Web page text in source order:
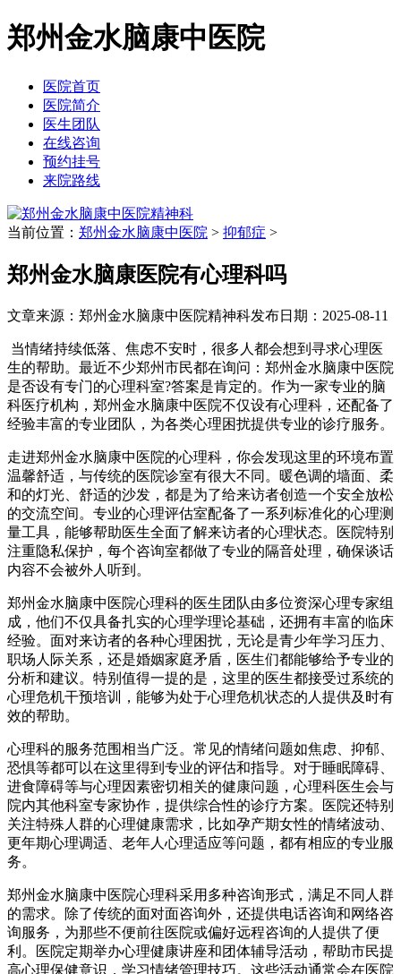
郑州金水脑康中医院
医院首页
医院简介
医生团队
在线咨询
预约挂号
来院路线
当前位置： 郑州金水脑康中医院 > 抑郁症 >
郑州金水脑康医院有心理科吗
文章来源：郑州金水脑康中医院精神科发布日期：2025-08-11
当情绪持续低落、焦虑不安时，很多人都会想到寻求心理医
生的帮助。最近不少郑州市民都在询问：郑州金水脑康中医院
是否设有专门的心理科室?答案是肯定的。作为一家专业的脑
科医疗机构，郑州金水脑康中医院不仅设有心理科，还配备了
经验丰富的专业团队，为各类心理困扰提供专业的诊疗服务。
走进郑州金水脑康中医院的心理科，你会发现这里的环境布置
温馨舒适，与传统的医院诊室有很大不同。暖色调的墙面、柔
和的灯光、舒适的沙发，都是为了给来访者创造一个安全放松
的交流空间。专业的心理评估室配备了一系列标准化的心理测
量工具，能够帮助医生全面了解来访者的心理状态。医院特别
注重隐私保护，每个咨询室都做了专业的隔音处理，确保谈话
内容不会被外人听到。
郑州金水脑康中医院心理科的医生团队由多位资深心理专家组
成，他们不仅具备扎实的心理学理论基础，还拥有丰富的临床
经验。面对来访者的各种心理困扰，无论是青少年学习压力、
职场人际关系，还是婚姻家庭矛盾，医生们都能够给予专业的
分析和建议。特别值得一提的是，这里的医生都接受过系统的
心理危机干预培训，能够为处于心理危机状态的人提供及时有
效的帮助。
心理科的服务范围相当广泛。常见的情绪问题如焦虑、抑郁、
恐惧等都可以在这里得到专业的评估和指导。对于睡眠障碍、
进食障碍等与心理因素密切相关的健康问题，心理科医生会与
院内其他科室专家协作，提供综合性的诊疗方案。医院还特别
关注特殊人群的心理健康需求，比如孕产期女性的情绪波动、
更年期心理调适、老年人心理适应等问题，都有相应的专业服
务。
郑州金水脑康中医院心理科采用多种咨询形式，满足不同人群
的需求。除了传统的面对面咨询外，还提供电话咨询和网络咨
询服务，为那些不便前往医院或偏好远程咨询的人提供了便
利。医院定期举办心理健康讲座和团体辅导活动，帮助市民提
高心理保健意识，学习情绪管理技巧。这些活动通常会在医院